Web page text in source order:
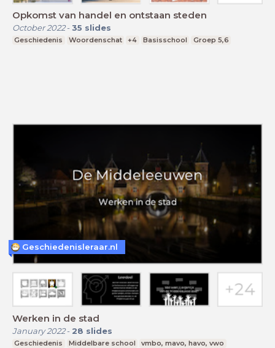
Opkomst van handel en ontstaan steden
October 2022- 35 slides
Geschiedenis Woordenschat +4 Basisschool Groep 5,6
Werken in de stad
January 2022- 28 slides
Geschiedenis Middelbare school
vmbo, mavo, havo, vwo
Geschiedenisleraar.nl